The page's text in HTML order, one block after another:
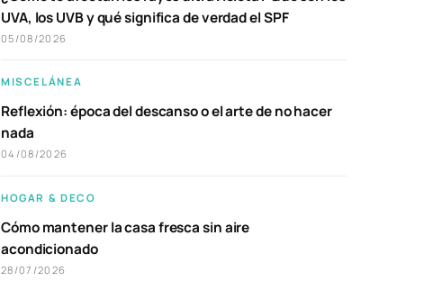
UVA, los UVB y qué significa de verdad el SPF
05/08/2026
MISCELÁNEA
Reflexión: época del descanso o el arte de no hacer
nada
04/08/2026
HOGAR & DECO
Cómo mantener la casa fresca sin aire
acondicionado
28/07/2026